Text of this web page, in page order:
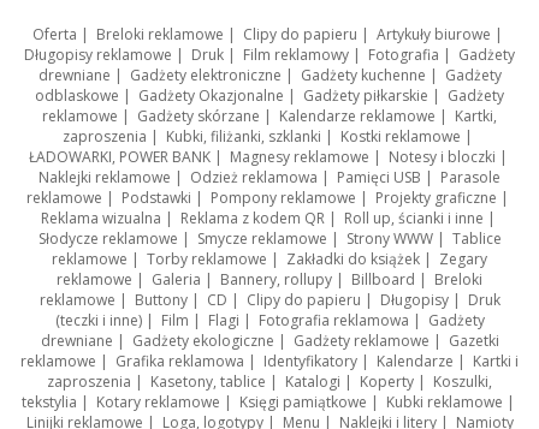
Oferta | Breloki reklamowe | Clipy do papieru | Artykuły biurowe |
Długopisy reklamowe | Druk | Film reklamowy | Fotografia | Gadżety
drewniane | Gadżety elektroniczne | Gadżety kuchenne | Gadżety
odblaskowe | Gadżety Okazjonalne | Gadżety piłkarskie | Gadżety
reklamowe | Gadżety skórzane | Kalendarze reklamowe | Kartki,
zaproszenia | Kubki, filiżanki, szklanki | Kostki reklamowe |
ŁADOWARKI, POWER BANK| Magnesy reklamowe | Notesy i bloczki |
Naklejki reklamowe | Odzież reklamowa | Pamięci USB | Parasole
reklamowe | Podstawki | Pompony reklamowe | Projekty graficzne |
Reklama wizualna | Reklama z kodem QR| Roll up, ścianki i inne |
Słodycze reklamowe | Smycze reklamowe | Strony WWW| Tablice
reklamowe | Torby reklamowe | Zakładki do książek | Zegary
reklamowe | Galeria | Bannery, rollupy | Billboard | Breloki
reklamowe | Buttony| CD | Clipy do papieru | Długopisy| Druk
(teczki i inne)| Film | Flagi | Fotografia reklamowa | Gadżety
drewniane | Gadżety ekologiczne | Gadżety reklamowe | Gazetki
reklamowe | Grafika reklamowa | Identyfikatory | Kalendarze | Kartki i
zaproszenia | Kasetony, tablice | Katalogi | Koperty | Koszulki,
tekstylia | Kotary reklamowe | Księgi pamiątkowe | Kubki reklamowe |
Linijki reklamowe | Loga, logotypy| Menu | Naklejki i litery| Namioty